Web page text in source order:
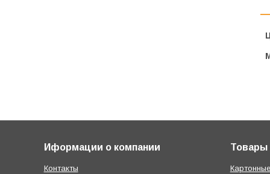
Иформации о компании
Контакты
Товары